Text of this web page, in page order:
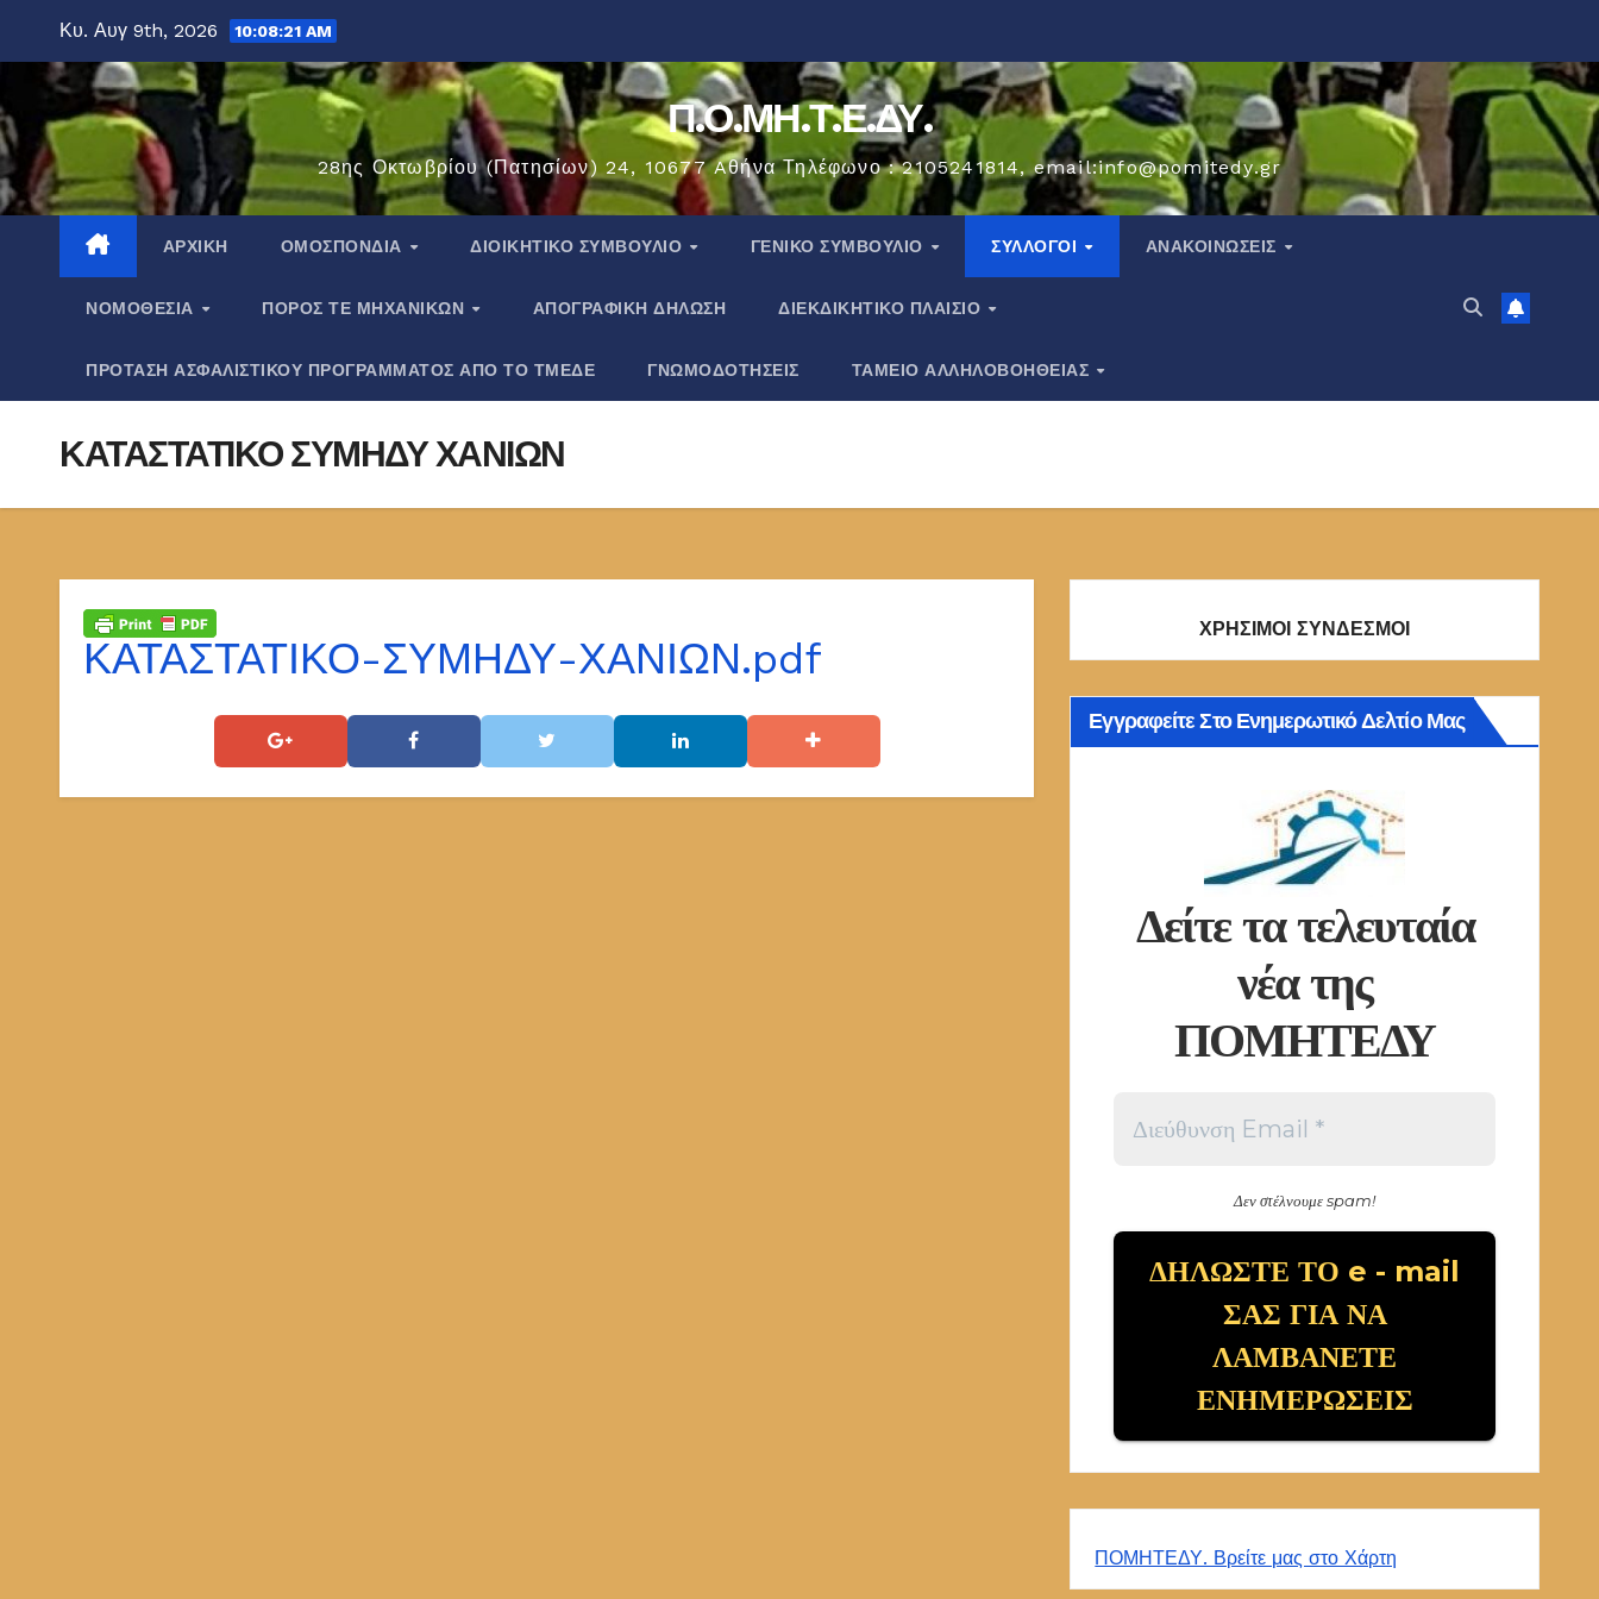
περιεχόμενο
Κυ. Αυγ 9th, 2026 10:08:21 AM
Π.Ο.ΜΗ.Τ.Ε.ΔΥ.
28ης Οκτωβρίου (Πατησίων) 24, 10677 Aθήνα Τηλέφωνο : 2105241814, email:info@pomitedy.gr
ΑΡΧΙΚΉ ΟΜΟΣΠΟΝΔΊΑ ΔΙΟΙΚΗΤΙΚΟ ΣΥΜΒΟΥΛΙΟ ΓΕΝΙΚΟ ΣΥΜΒΟΥΛΙΟ ΣΎΛΛΟΓΟΙ ΑΝΑΚΟΙΝΏΣΕΙΣ
ΝΟΜΟΘΕΣΊΑ ΠΌΡΟΣ ΤΕ ΜΗΧΑΝΙΚΏΝ ΑΠΟΓΡΑΦΙΚΗ ΔΗΛΩΣΗ ΔΙΕΚΔΙΚΗΤΙΚΟ ΠΛΑΙΣΙΟ
ΠΡΟΤΑΣΗ ΑΣΦΑΛΙΣΤΙΚΟΥ ΠΡΟΓΡΑΜΜΑΤΟΣ ΑΠΟ ΤΟ ΤΜΕΔΕ ΓΝΩΜΟΔΟΤΗΣΕΙΣ ΤΑΜΕΙΟ ΑΛΛΗΛΟΒΟΗΘΕΙΑΣ
ΚΑΤΑΣΤΑΤΙΚΟ ΣΥΜΗΔΥ ΧΑΝΙΩΝ
ΚΑΤΑΣΤΑΤΙΚΟ-ΣΥΜΗΔΥ-ΧΑΝΙΩΝ.pdf
ΧΡΗΣΙΜΟΙ ΣΥΝΔΕΣΜΟΙ
Εγγραφείτε Στο Ενημερωτικό Δελτίο Μας
Δείτε τα τελευταία
νέα της
ΠΟΜΗΤΕΔΥ
Δεν στέλνουμε spam!
ΠΟΜΗΤΕΔΥ. Βρείτε μας στο Χάρτη